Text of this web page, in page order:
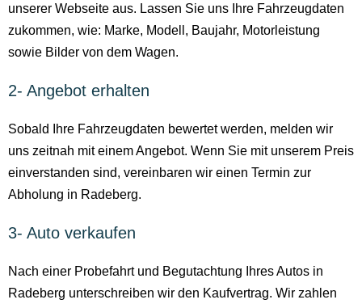
unserer Webseite aus. Lassen Sie uns Ihre Fahrzeugdaten
zukommen, wie: Marke, Modell, Baujahr, Motorleistung
sowie Bilder von dem Wagen.
2- Angebot erhalten
Sobald Ihre Fahrzeugdaten bewertet werden, melden wir
uns zeitnah mit einem Angebot. Wenn Sie mit unserem Preis
einverstanden sind, vereinbaren wir einen Termin zur
Abholung in Radeberg.
3- Auto verkaufen
Nach einer Probefahrt und Begutachtung Ihres Autos in
Radeberg unterschreiben wir den Kaufvertrag. Wir zahlen